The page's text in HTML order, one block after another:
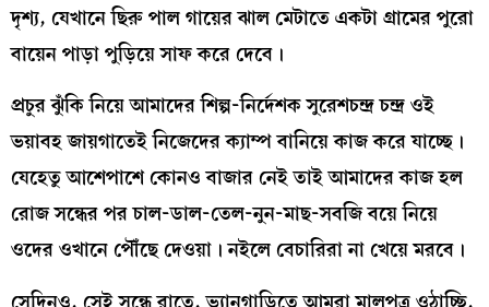
দৃশ্য, যেখানে ছিরু পাল গায়ের ঝাল মেটাতে একটা গ্রামের পুরো
বায়েন পাড়া পুড়িয়ে সাফ করে দেবে।
প্রচুর ঝুঁকি নিয়ে আমাদের শিল্প-নির্দেশক সুরেশচন্দ্র চন্দ্র ওই
ভয়াবহ জায়গাতেই নিজেদের ক্যাম্প বানিয়ে কাজ করে যাচ্ছে।
যেহেতু আশেপাশে কোনও বাজার নেই তাই আমাদের কাজ হল
রোজ সন্ধের পর চাল-ডাল-তেল-নুন-মাছ-সবজি বয়ে নিয়ে
ওদের ওখানে পৌঁছে দেওয়া। নইলে বেচারিরা না খেয়ে মরবে।